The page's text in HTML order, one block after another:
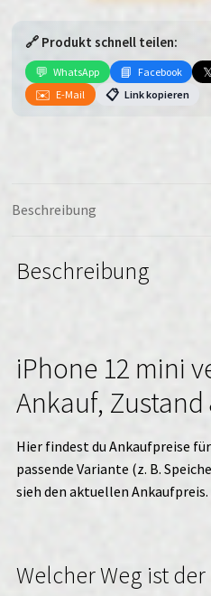
Menge
🔗 Produkt schnell teilen:
💬 WhatsApp 📘 Facebook 𝕏
✉️ E-Mail 📋 Link kopieren
Beschreibung
Beschreibung
iPhone 12 mini
Ankauf, Zustand
Hier findest du Ankaufpreise für
passende Variante (z. B.
sieh den aktuellen Ankaufpreis.
Welcher Weg ist